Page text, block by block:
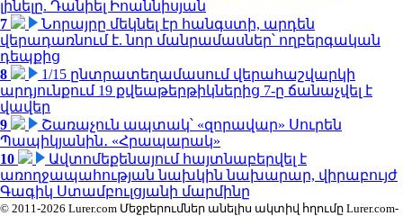
լինելը. Դանիել Իոաննիսյան
7
Նորայրը մեկնել էր հանգստի, արդեն
վերադառնում է. նոր մանրամասներ՝ ողբերգական
դեպքից
8
1/15 ընտրատեղամասում վերահաշվարկի
արդյունքում 19 քվեաթերթիկներից 7-ը ճանաչվել է
վավեր
9
Շառաչուն ապտակ՝ «զորավար» Սուրեն
Պապիկյանին․ «Հրապարակ»
10
Ավտոմեքենայում հայտնաբերվել է
առողջապահության նախկին նախարար, վիրաբույժ
Գագիկ Ստամբուլցյանի մարմինը
© 2011-2026 Lurer.com Մեջբերումներ անելիս ակտիվ հղումը Lurer.com-